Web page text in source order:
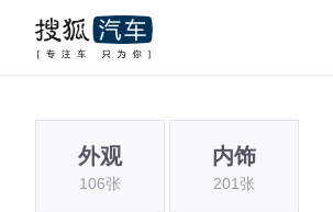
外观
106张
内饰
201张